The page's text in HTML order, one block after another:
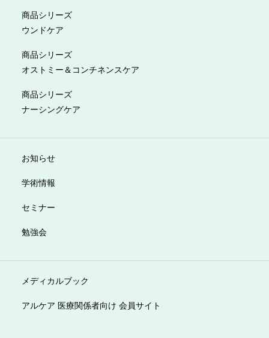
商品シリーズ
ウンドケア
商品シリーズ
オストミー＆コンチネンスケア
商品シリーズ
ナーシングケア
お知らせ
学術情報
セミナー
勉強会
メディカルブック
アルケア 医療関係者向け 会員サイト